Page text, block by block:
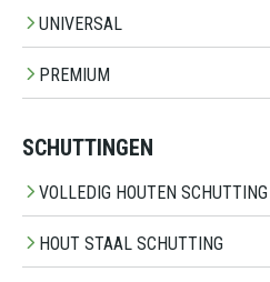
UNIVERSAL
PREMIUM
SCHUTTINGEN
VOLLEDIG HOUTEN SCHUTTING
HOUT STAAL SCHUTTING